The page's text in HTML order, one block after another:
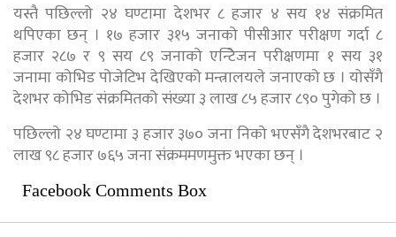
यस्तै पछिल्लो २४ घण्टामा देशभर ८ हजार ४ सय १४ संक्रमित
थपिएका छन् । १७ हजार ३१५ जनाको पीसीआर परीक्षण गर्दा ८
हजार २८७ र ९ सय ८९ जनाको एन्टिेजन परीक्षणमा १ सय ३१
जनामा कोभिड पोजेटिभ देखिएको मन्त्रालयले जनाएको छ । योसँगै
देशभर कोभिड संक्रमितको संख्या ३ लाख ८५ हजार ८९० पुगेको छ ।
पछिल्लो २४ घण्टामा ३ हजार ३७० जना निको भएसँगै देशभरबाट २
लाख ९८ हजार ७६५ जना संक्रममणमुक्त भएका छन् ।
Facebook Comments Box